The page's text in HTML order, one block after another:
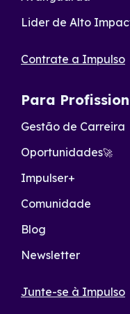
Lider de Alto
Contrate a Impulso
Para
Gestão de Carreira
Oportunidades🚀
Impulser+
Comunidade
Blog
Newsletter
Junte-se à Impulso